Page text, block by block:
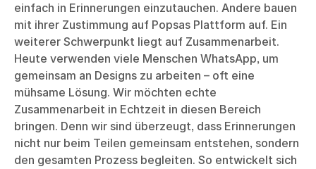
einfach in Erinnerungen einzutauchen. Andere bauen
mit ihrer Zustimmung auf Popsas Plattform auf. Ein
weiterer Schwerpunkt liegt auf Zusammenarbeit.
Heute verwenden viele Menschen WhatsApp, um
gemeinsam an Designs zu arbeiten – oft eine
mühsame Lösung. Wir möchten echte
Zusammenarbeit in Echtzeit in diesen Bereich
bringen. Denn wir sind überzeugt, dass Erinnerungen
nicht nur beim Teilen gemeinsam entstehen, sondern
den gesamten Prozess begleiten. So entwickelt sich